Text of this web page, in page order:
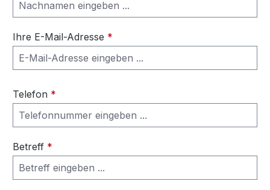
Ihre E-Mail-Adresse *
Telefon *
Betreff *